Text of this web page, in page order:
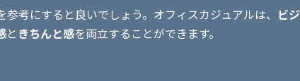
参考にすると良いでしょう。オフィスカジュアルは、
ビジ
と きちんと感を両立することができます。